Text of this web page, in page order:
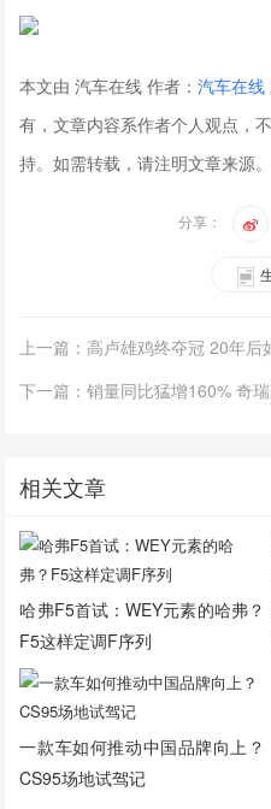
本文由 汽车在线 作者：汽车在线
有，文章内容系作者个人观点，
持。如需转载，请注明文章来源。
分享：
上一篇：高卢雄鸡终夺冠 20年后
下一篇：销量同比猛增160% 奇
相关文章
哈弗F5首试：WEY元素的哈弗？
F5这样定调F序列
一款车如何推动中国品牌向上？
CS95场地试驾记